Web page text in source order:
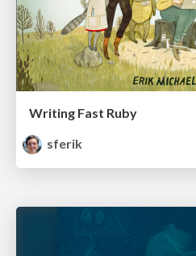
Writing Fast Ruby
sferik